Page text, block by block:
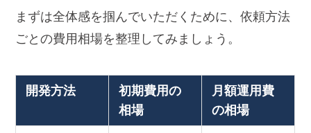
まずは全体感を掴んでいただくために、依頼方法
ごとの費用相場を整理してみましょう。
開発方法
初期費用の
相場
月額運用費
の相場